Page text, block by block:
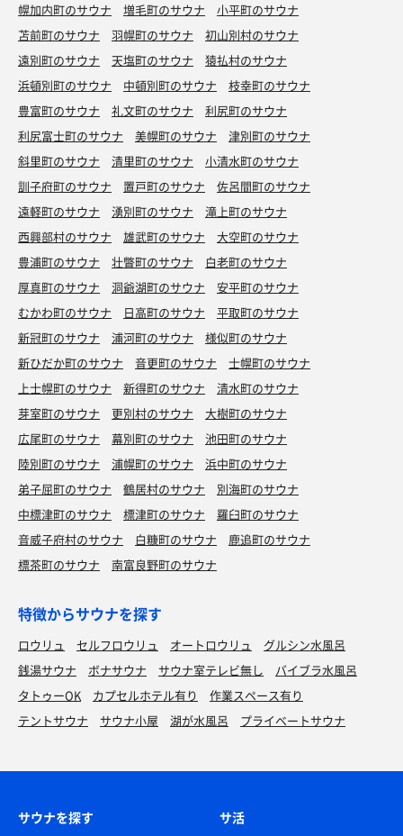
幌加内町のサウナ
増毛町のサウナ
小平町のサウナ
苫前町のサウナ
羽幌町のサウナ
初山別村のサウナ
遠別町のサウナ
天塩町のサウナ
猿払村のサウナ
浜頓別町のサウナ
中頓別町のサウナ
枝幸町のサウナ
豊富町のサウナ
礼文町のサウナ
利尻町のサウナ
利尻富士町のサウナ
美幌町のサウナ
津別町のサウナ
斜里町のサウナ
清里町のサウナ
小清水町のサウナ
訓子府町のサウナ
置戸町のサウナ
佐呂間町のサウナ
遠軽町のサウナ
湧別町のサウナ
滝上町のサウナ
西興部村のサウナ
雄武町のサウナ
大空町のサウナ
豊浦町のサウナ
壮瞥町のサウナ
白老町のサウナ
厚真町のサウナ
洞爺湖町のサウナ
安平町のサウナ
むかわ町のサウナ
日高町のサウナ
平取町のサウナ
新冠町のサウナ
浦河町のサウナ
様似町のサウナ
新ひだか町のサウナ
音更町のサウナ
士幌町のサウナ
上士幌町のサウナ
新得町のサウナ
清水町のサウナ
芽室町のサウナ
更別村のサウナ
大樹町のサウナ
広尾町のサウナ
幕別町のサウナ
池田町のサウナ
陸別町のサウナ
浦幌町のサウナ
浜中町のサウナ
弟子屈町のサウナ
鶴居村のサウナ
別海町のサウナ
中標津町のサウナ
標津町のサウナ
羅臼町のサウナ
音威子府村のサウナ
白糠町のサウナ
鹿追町のサウナ
標茶町のサウナ
南富良野町のサウナ
特徴からサウナを探す
ロウリュ セルフロウリュ オートロウリュ
グルシン水風呂
銭湯サウナ
ボナサウナ サウナ室テレビ無し
バイブラ水風呂
タトゥーOK
カプセルホテル有り
作業スペース有り
テントサウナ
サウナ小屋 湖が水風呂 プライベートサウナ
サウナを探す サ活